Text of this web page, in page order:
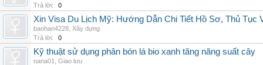
Trả lời:
0
Xin Visa Du Lịch Mỹ: Hướng Dẫn Chi Tiết Hồ Sơ, Thủ Tục
baohan4228 Xây dựng
Trả lời:
0
Kỹ thuật sử dụng phân bón lá bio xanh tăng năng suất cây
nana01
Giao lưu